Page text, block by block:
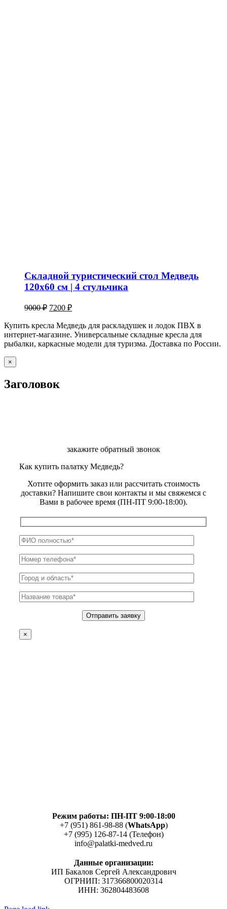
Складной туристический стол Медведь
120х60 см | 4 стульчика
9000₽ Первоначальная
составляла
9000 ₽.
7200 ₽Текущая
7200 ₽.
Купить кресла Медведь для раскладушек и лодок ПВХ в
интернет-магазине. Универсальные складные кресла для
рыбалки, каркасные модели для туризма. Доставка по России.
Close
product
view
×
Заголовок
закажите обратный звонок
Как купить палатку Медведь?
Хотите оформить заказ или рассчитать стоимость
доставки? Напишите свои контакты и мы свяжемся с
Вами в рабочее время (ПН-ПТ 9:00-18:00).
×
Режим работы: ПН-ПТ 9:00-18:00
+7 (951) 861-98-88 (WhatsApp)
+7 (995) 126-87-14 (Телефон)
info@palatki-medved.ru
Данные организации:
ИП Бакалов Сергей Александрович
ОГРНИП: 317366800020314
ИНН: 362804483608